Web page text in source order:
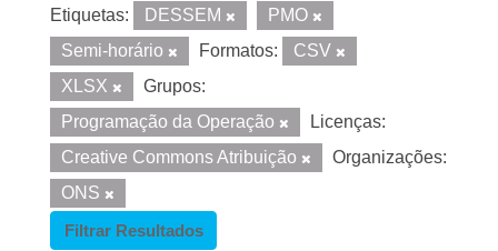
Etiquetas: DESSEM
PMO
Semi-horário
Formatos:
CSV
XLSX
Grupos:
Programação da Operação
Licenças:
Creative Commons Atribuição
Organizações:
ONS
Filtrar Resultados